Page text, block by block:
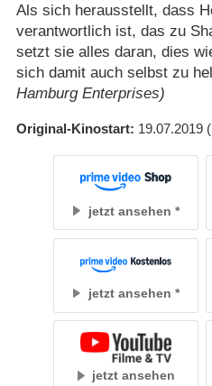
Als sich herausstellt, dass
verantwortlich ist, das zu
setzt sie alles daran, dies
sich damit auch selbst zu
Hamburg Enterprises)
Original-Kinostart 19.07.2019
jetzt ansehen
jetzt ansehen
jetzt ansehen